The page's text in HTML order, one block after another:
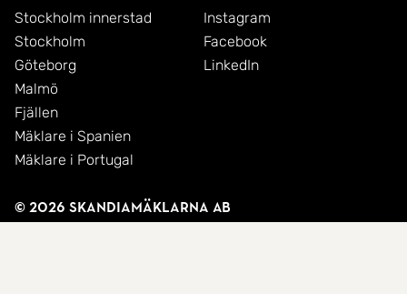
Stockholm innerstad
Stockholm
Göteborg
Malmö
Fjällen
Mäklare i Spanien
Mäklare i Portugal
Instagram
Facebook
LinkedIn
© 2026 SkandiaMäklarna AB